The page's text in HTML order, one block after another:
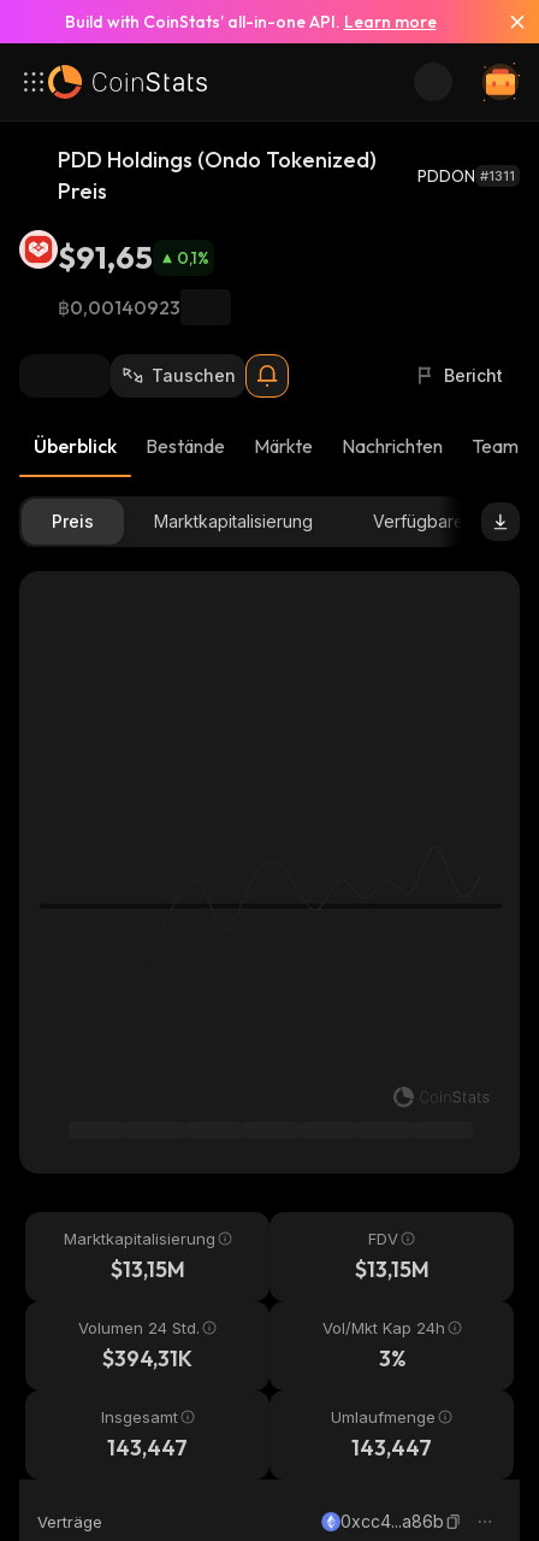
Build with CoinStats’ all-in-one API. Learn more
PDD Holdings (Ondo Tokenized)
Preis
PDDON #1311
$91,65 0,1%
฿0,00140923
Tauschen Bericht
Überblick Bestände Märkte Nachrichten Team-
Preis Marktkapitalisierung Verfügbare Menge
Marktkapitalisierung
$13,15M
FDV
$13,15M
Volumen 24 Std.
$394,31K
Vol/Mkt Kap 24h
3%
Insgesamt
143,447
Umlaufmenge
143,447
Verträge 0xcc4...a86b